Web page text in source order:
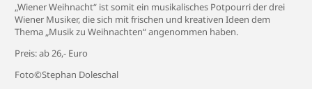
„Wiener Weihnacht“ ist somit ein musikalisches Potpourri der drei
Wiener Musiker, die sich mit frischen und kreativen Ideen dem
Thema „Musik zu Weihnachten“ angenommen haben.
Preis: ab 26,- Euro
Foto©Stephan Doleschal